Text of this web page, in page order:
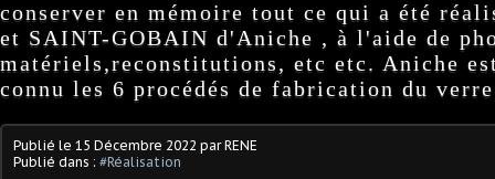
conserver en mémoire tout ce qui a été
et SAINT-GOBAIN d'Aniche , à l'aide de
matériels,reconstitutions, etc etc. Aniche
connu les 6 procédés de fabrication du
Publié le 15 Décembre 2022 par RENE
Publié dans : #Réalisation